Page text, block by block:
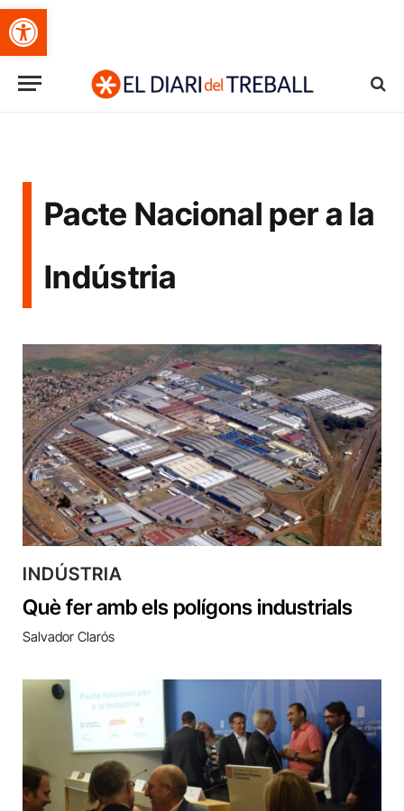
Obre la barra d'eines
Pacte Nacional per a la
Indústria
INDÚSTRIA
Què fer amb els polígons industrials
Salvador Clarós